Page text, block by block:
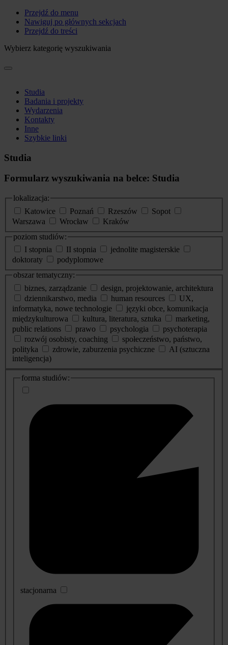
Przejdź do menu
Nawiguj po głównych sekcjach
Przejdź do treści
Wybierz kategorię wyszukiwania
Studia
Badania i projekty
Wydarzenia
Kontakty
Inne
Szybkie linki
Studia
Formularz wyszukiwania na belce: Studia
lokalizacja:
Katowice
Poznań Rzeszów
Sopot
Warszawa
Wrocław
Kraków
poziom studiów:
I stopnia
II stopnia
jednolite magisterskie
doktoraty
podyplomowe
obszar tematyczny:
biznes, zarządzanie
design, projektowanie, architektura
dziennikarstwo, media
human resources
UX,
informatyka, nowe technologie
języki obce, komunikacja
międzykulturowa
kultura, literatura, sztuka
marketing,
public relations
prawo psychologia
psychoterapia
rozwój osobisty, coaching
społeczeństwo, państwo,
polityka
zdrowie, zaburzenia psychiczne
AI (sztuczna
inteligencja)
dodatkowe
informacje
forma studiów:
stacjonarna